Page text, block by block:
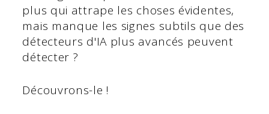
plus qui attrape les choses évidentes,
mais manque les signes subtils que des
détecteurs d'IA plus avancés peuvent
détecter ?
Découvrons-le !